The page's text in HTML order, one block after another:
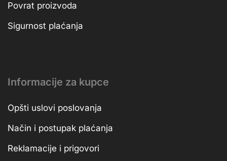
Povrat proizvoda
Sigurnost plaćanja
Informacije za kupce
Opšti uslovi poslovanja
Način i postupak plaćanja
Reklamacije i prigovori